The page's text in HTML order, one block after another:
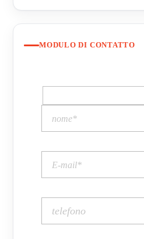
MODULO DI CONTATTO